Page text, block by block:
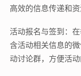
高效的信息传递和资
活动报名与签到：
含活动相关信息的
动讨论群，方便活动